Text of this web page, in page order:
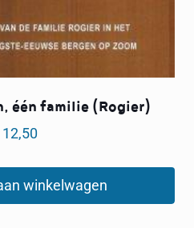
één familie (Rogier)
12,50
winkelwagen